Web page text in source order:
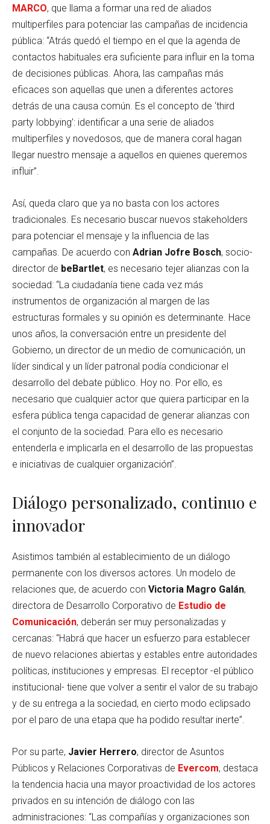
MARCO, que llama a formar una red de aliados
multiperfiles para potenciar las campañas de incidencia
pública: “Atrás quedó el tiempo en el que la agenda de
contactos habituales era suficiente para influir en la toma
de decisiones públicas. Ahora, las campañas más
eficaces son aquellas que unen a diferentes actores
detrás de una causa común. Es el concepto de ‘third
party lobbying’: identificar a una serie de aliados
multiperfiles y novedosos, que de manera coral hagan
llegar nuestro mensaje a aquellos en quienes queremos
influir”.
Así, queda claro que ya no basta con los actores
tradicionales. Es necesario buscar nuevos stakeholders
para potenciar el mensaje y la influencia de las
campañas. De acuerdo con Adrian Jofre Bosch, socio-
director de beBartlet, es necesario tejer alianzas con la
sociedad: “La ciudadanía tiene cada vez más
instrumentos de organización al margen de las
estructuras formales y su opinión es determinante. Hace
unos años, la conversación entre un presidente del
Gobierno, un director de un medio de comunicación, un
líder sindical y un líder patronal podía condicionar el
desarrollo del debate público. Hoy no. Por ello, es
necesario que cualquier actor que quiera participar en la
esfera pública tenga capacidad de generar alianzas con
el conjunto de la sociedad. Para ello es necesario
entenderla e implicarla en el desarrollo de las propuestas
e iniciativas de cualquier organización”.
Diálogo personalizado, continuo e
innovador
Asistimos también al establecimiento de un diálogo
permanente con los diversos actores. Un modelo de
relaciones que, de acuerdo con Victoria Magro Galán,
directora de Desarrollo Corporativo de Estudio de
Comunicación, deberán ser muy personalizadas y
cercanas: “Habrá que hacer un esfuerzo para establecer
de nuevo relaciones abiertas y estables entre autoridades
políticas, instituciones y empresas. El receptor -el público
institucional- tiene que volver a sentir el valor de su trabajo
y de su entrega a la sociedad, en cierto modo eclipsado
por el paro de una etapa que ha podido resultar inerte”.
Por su parte, Javier Herrero, director de Asuntos
Públicos y Relaciones Corporativas de Evercom, destaca
la tendencia hacia una mayor proactividad de los actores
privados en su intención de diálogo con las
administraciones: “Las compañías y organizaciones son